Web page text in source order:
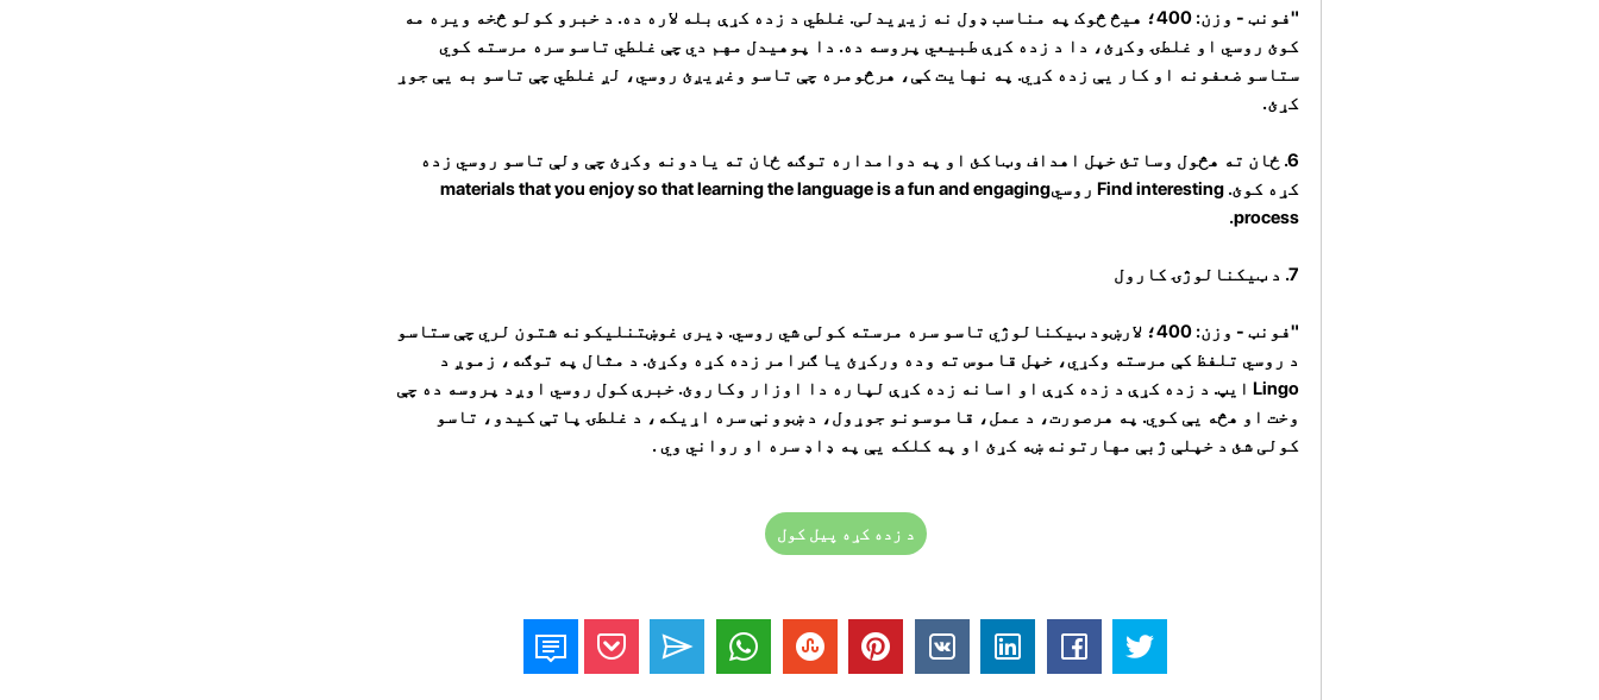
"فونټ - وزن: 400؛ هیڅ څوک په مناسب ډول نه زیږیدلی. غلطي د زده کړې بله لاره ده. د خبرو کولو څخه ویره مه
کوئ روسي او غلطۍ وکړئ، دا د زده کړې طبیعي پروسه ده. دا پوهیدل مهم دي چې غلطي تاسو سره مرسته کوي
ستاسو ضعفونه او کار یې زده کړي. په نهایت کې، هرڅومره چې تاسو وغږیږئ روسي، لږ غلطي چې تاسو به یې جوړ
کړئ.
6. ځان ته هڅول وساتئ خپل اهداف وټاکئ او په دوامداره توګه ځان ته یادونه وکړئ چې ولې تاسو روسي زده
کړه کوئ. Find interesting روسيmaterials that you enjoy so that learning the language is a fun and engaging
process.
7. د ټیکنالوژۍ کارول
"فونټ - وزن: 400؛ لارښود ټیکنالوژي تاسو سره مرسته کولی شي روسي. ډیری غوښتنلیکونه شتون لري چې ستاسو
د روسي تلفظ کې مرسته وکړي، خپل قاموس ته وده ورکړئ یا ګرامر زده کړه وکړئ. د مثال په توګه، زموږ د
Lingo ایپ. د زده کړې د زده کړې او اسانه زده کړې لپاره دا اوزار وکاروئ.
خبرې کول روسي اوږد پروسه ده چې
وخت او هڅه یې کوي. په هرصورت، د عمل، قاموسونو جوړول، د ښوونې سره اړیکه، د غلطۍ پاتې کیدو، تاسو
کولی شئ د خپلې ژبې مهارتونه ښه کړئ او په کلکه یې په ډاډ سره او رواني وي .
د زده کړه پیل کول